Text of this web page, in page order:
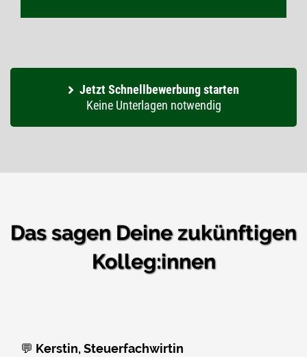
Jetzt Schnellbewerbung starten
Keine Unterlagen notwendig
Das sagen Deine zukünftigen
Kolleg:innen
💬 Kerstin, Steuerfachwirtin